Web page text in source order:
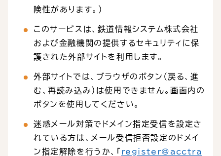
険性があります。）
このサービスは、鉄道情報システム株式会社
および金融機関の提供するセキュリティに保
護された外部サイトを利用します。
外部サイトでは、ブラウザのボタン（戻る、進
む、再読み込み）は使用できません。画面内の
ボタンを使用してください。
迷惑メール対策でドメイン指定受信を設定さ
れている方は、メール受信拒否設定のドメイ
ン指定解除を行うか、「 register@acctra